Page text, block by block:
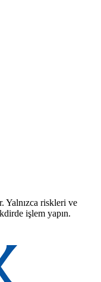
Yalnızca riskleri ve
işlem yapın.